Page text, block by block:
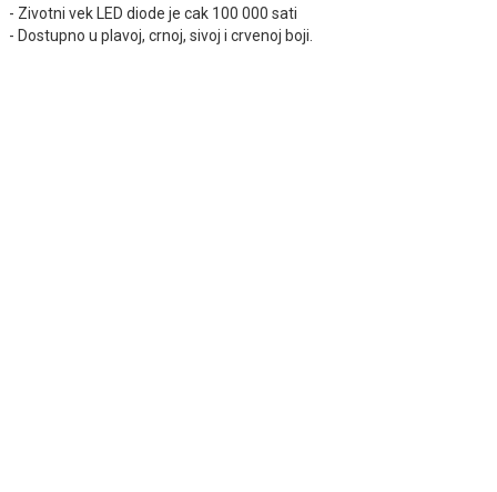
- Zivotni vek LED diode je cak 100 000 sati
- Dostupno u plavoj, crnoj, sivoj i crvenoj boji.